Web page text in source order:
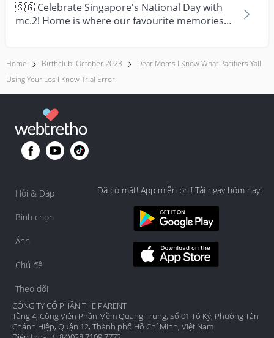
🇸🇬 Celebrate Singapore's National Day with
mc.2! Home is where our favourite memories
Home Birthclub: October 2023
Dear Moms I Know What Pacifiers Yall
Using Your Los I Know Trial Error
Hỏi & Đáp
Bình chọn
Ảnh
Chủ đề
Theo dõi
Đã có mặt! App miễn phí! Tải ngay hôm nay!
CÔNG TY CỔ PHẦN THE PARENT
Tầng 4, Công Viên Phần Mềm Quang Trung, Số 01 Tô Ký, Phường Tân
Chánh Hiệp, Quận 12, Thành phố Hồ Chí Minh, Việt Nam